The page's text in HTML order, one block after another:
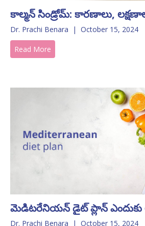
కాల్మన్ సిండ్రోమ్: కారణాలు,
Dr. Prachi Benara | October 15, 2024
Read More
మెడిటరేనియన్ డైట్ ప్లాన్ ఎందుకు
Dr. Prachi Benara | October 15, 2024